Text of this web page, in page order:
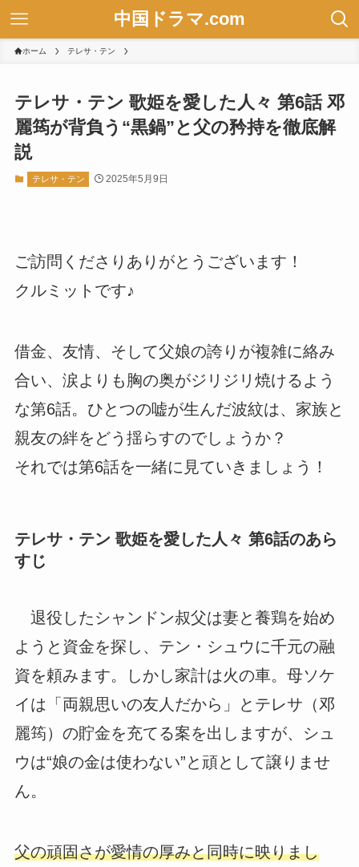
中国ドラマ.com
ホーム テレサ・テン
テレサ・テン 歌姫を愛した人々 第6話 邓
麗筠が背負う“黒鍋”と父の矜持を徹底解
説
テレサ・テン 2025年5月9日
ご訪問くださりありがとうございます！
クルミットです♪
借金、友情、そして父娘の誇りが複雑に絡み
合い、涙よりも胸の奥がジリジリ焼けるよう
な第6話。ひとつの嘘が生んだ波紋は、家族と
親友の絆をどう揺らすのでしょうか？
それでは第6話を一緒に見ていきましょう！
テレサ・テン 歌姫を愛した人々 第6話のあら
すじ
退役したシャンドン叔父は妻と養鶏を始め
ようと資金を探し、テン・シュウに千元の融
資を頼みます。しかし家計は火の車。母ソケ
イは「両親思いの友人だから」とテレサ（邓
麗筠）の貯金を充てる案を出しますが、シュ
ウは“娘の金は使わない”と頑として譲りませ
ん。
父の頑固さが愛情の厚みと同時に映りまし